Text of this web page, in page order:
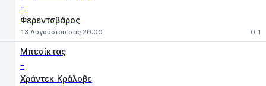
-
Φερεντσβάρος
13 Αυγούστου στις 20:00 0:1
Μπεσίκτας
-
Χράντεκ Κράλοβε